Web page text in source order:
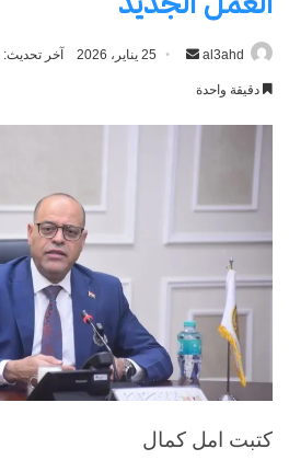
al3ahd
أرسل 25 يناير، 2026 آخر تحديث: 25 يناير، 2026
دقيقة واحدة
كتبت امل كمال